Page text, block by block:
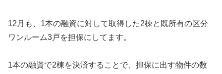
12月も、1本の融資に対して取得した2棟と既所有の区分
ワンルーム3戸を担保にしてます。
1本の融資で2棟を決済することで、担保に出す物件の数